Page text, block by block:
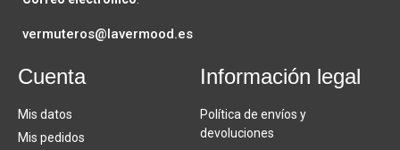
vermuteros@lavermood.es
Cuenta
Mis datos
Mis pedidos
Información legal
Política de envíos y
devoluciones